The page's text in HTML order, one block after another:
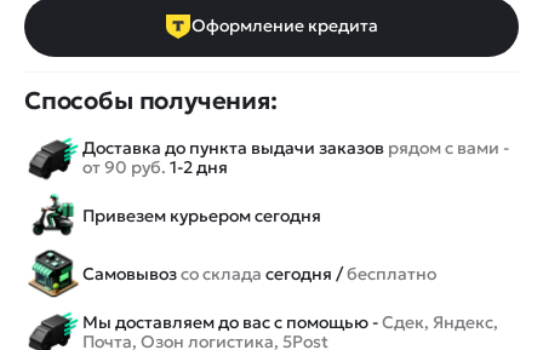
Оформление кредита
Способы получения:
Доставка до пункта выдачи заказов рядом с вами -
от 90 руб. 1-2 дня
Привезем курьером сегодня
Самовывозсо склада сегодня /бесплатно
Мы доставляем до вас с помощью -Сдек, Яндекс,
Почта, Озон логистика, 5Post